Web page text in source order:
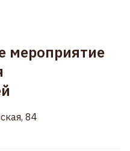
мероприятие
84